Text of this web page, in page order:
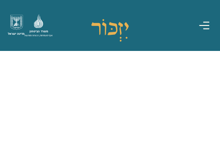
מדינת ישראל
משרד הביטחון
אגף משפחות, הנצחה ומורשת